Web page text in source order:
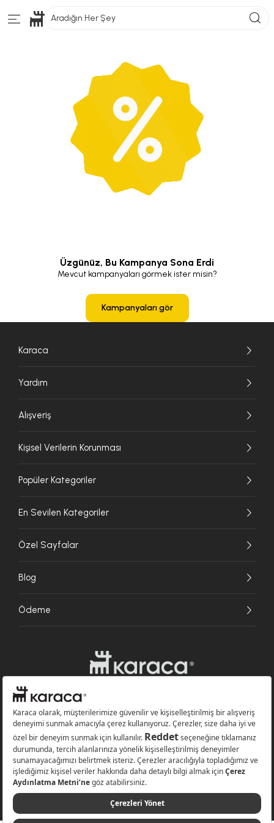
Aradığın Her Şey
Üzgünüz, Bu Kampanya Sona Erdi
Mevcut kampanyaları görmek ister misin?
Kampanyaları gör
Karaca
Yardım
Alışveriş
Kişisel Verilerin Korunması
Popüler Kategoriler
En Sevilen Kategoriler
Özel Sayfalar
Blog
Ödeme
Websitesinde kullanılan bazı görseller yapay zekâ (AI) ile üretilmiştir.
Karaca.com © 2026 - Karaca Züccaciye A.Ş. Tüm hakları saklıdır.